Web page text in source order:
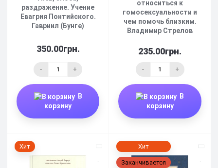
раздражение. Учение
Евагрия Понтийского.
Гавриил (Бунге)
350.00грн.
- +
В
корзину
относиться к
гомосексуальности и
чем помочь близким.
Владимир Стрелов
235.00грн.
- +
В
корзину
Хит Хит
Заканчивается